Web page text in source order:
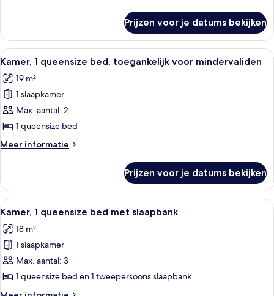
(Super)
laden
1
kingsize
bed,
toegankelijk
voor
mindervaliden
(Super)
Prijzen voor je datums bekijken
Alle
foto's
voor
Kamer,
1
queensize
bed,
toegankelijk
mindervaliden
laden
Een hotelkamer met een bed, een
6
Kamer, 1 queensize bed, toegankelijk voor mindervaliden
19 m²
1 slaapkamer
Max. aantal: 2
1 queensize bed
Meer informatie
Meer
1
queensize
bed,
toegankelijk
voor
mindervaliden
Prijzen voor je datums bekijken
Alle
foto's
voor
Kamer,
1
queensize
bed
Een moderne hotelkamer met een
7
Kamer, 1 queensize bed met slaapbank
18 m²
1 slaapkamer
Max. aantal: 3
1 queensize bed en 1 tweepersoons slaapbank